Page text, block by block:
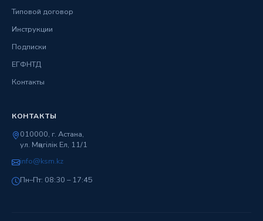
Типовой договор
Инструкции
Подписки
ЕГФНТД
Контакты
КОНТАКТЫ
010000, г. Астана,
ул. Мәңгілік Ел, 11/1
info@ksm.kz
Пн–Пт: 08:30 – 17:45